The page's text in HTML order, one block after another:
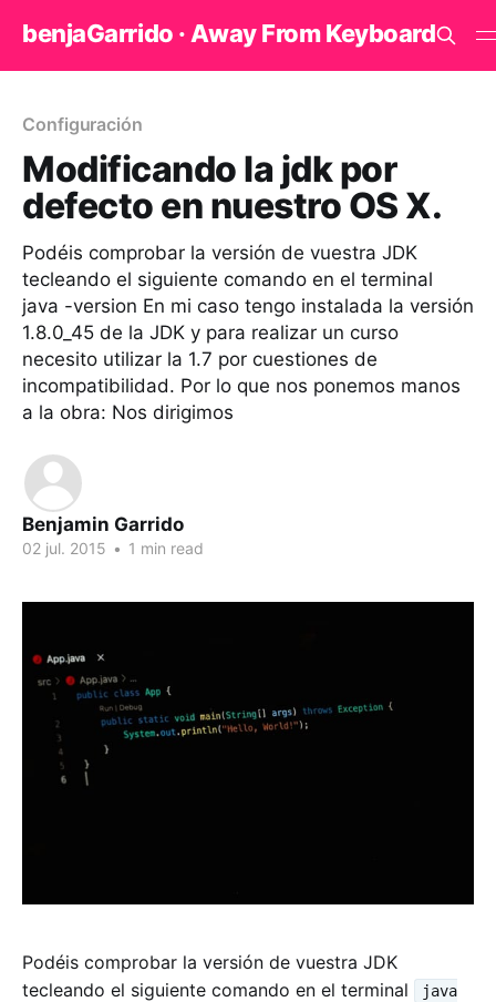
benjaGarrido · Away From Keyboard
Configuración
Modificando la jdk por
defecto en nuestro OS X.
Podéis comprobar la versión de vuestra JDK
tecleando el siguiente comando en el terminal
java -version En mi caso tengo instalada la versión
1.8.0_45 de la JDK y para realizar un curso
necesito utilizar la 1.7 por cuestiones de
incompatibilidad. Por lo que nos ponemos manos
a la obra: Nos dirigimos
Benjamin Garrido
02 jul. 2015 • 1 min read
Podéis comprobar la versión de vuestra JDK
tecleando el siguiente comando en el terminal
java